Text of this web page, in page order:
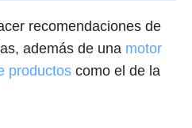
recomendaciones de
además de una motor
productos como el de la